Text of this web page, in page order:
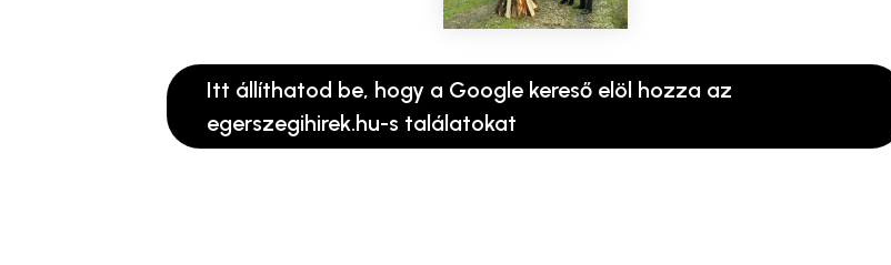
Itt állíthatod be, hogy a Google kereső elöl hozza az
egerszegihirek.hu-s találatokat